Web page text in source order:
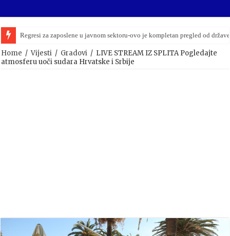
Regresi za zaposlene u javnom sektoru-ovo je kompletan pregled od
Home / Vijesti / Gradovi / LIVE STREAM IZ SPLITA Pogledajte
atmosferu uoči sudara Hrvatske i Srbije